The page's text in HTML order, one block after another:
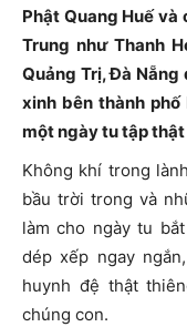
Phật Quang Huế
Trung như Thanh
Quảng Trị, Đà
xinh bên thành phố
một ngày tu tập thật
Không khí trong
bầu trời trong và
làm cho ngày tu
dép xếp ngay
huynh đệ thật
chúng con.